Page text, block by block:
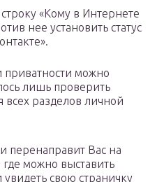
«Кому в Интернете
нее установить статус
приватности можно
лишь проверить
всех разделов личной
перенаправит Вас на
можно выставить
увидеть свою страничку